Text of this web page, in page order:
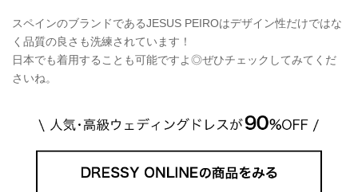
スペインのブランドであるJESUS PEIROはデザイン性だけではな
く品質の良さも洗練されています！
日本でも着用することも可能ですよ◎ぜひチェックしてみてくだ
さいね。